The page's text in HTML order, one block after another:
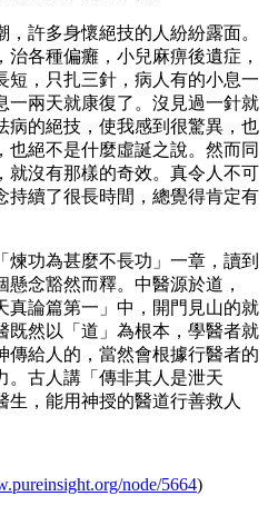
許多身懷絕技的人紛紛露面。
各種偏癱，小兒麻痹後遺症，
短，只扎三針，病人有的小息一
一兩天就康復了。沒見過一針就
病的絕技，使我感到很驚異，也
絕不是什麼虛誕之說。然而同
就沒有那樣的奇效。真令人不可
持續了很長時間，總覺得肯定有
功為甚麼不長功」一章，讀到
懸念豁然而釋。中醫源於道，
真論篇第一」中，開門見山的就
既然以「道」為根本，學醫者就
傳給人的，當然會根據行醫者的
。古人講「傳非其人是泄天
，能用神授的醫道行善救人
node/5664)